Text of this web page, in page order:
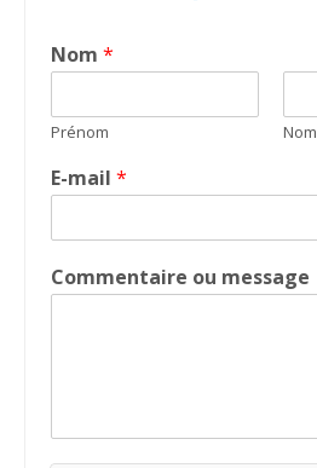
Nom *
Prénom Nom
E-mail *
Commentaire ou message